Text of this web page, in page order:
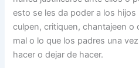
esto se les da poder a los hijos
culpen, critiquen, chantajeen o
mal o lo que los padres una
hacer o dejar de hacer.